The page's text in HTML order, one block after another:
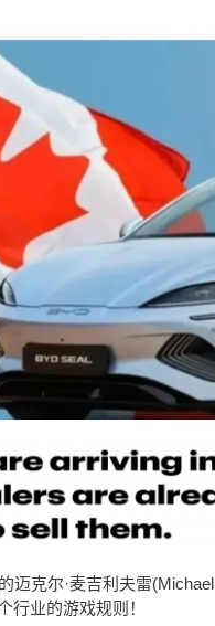
迈克尔·麦吉利夫雷
行业的游戏规则！